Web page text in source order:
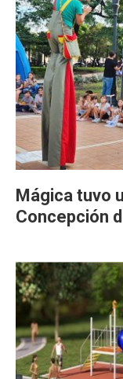
Mágica tuvo
Concepción